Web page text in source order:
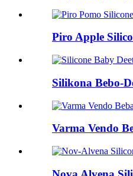
Piro Apple
Silikona Bebo-
Varma Vendo